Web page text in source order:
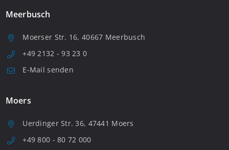
Meerbusch
Moerser Str. 16, 40667 Meerbusch
+49 2132 - 93 23 0
E-Mail senden
Moers
Uerdinger Str. 36, 47441 Moers
+49 800 - 80 72 000